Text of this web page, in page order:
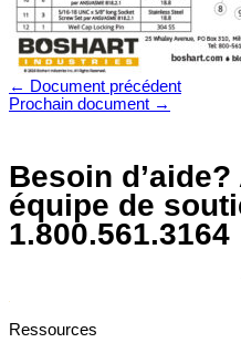
← Document précédent
Prochain document →
Besoin
équipe de
1.800.561.3164
Ressources